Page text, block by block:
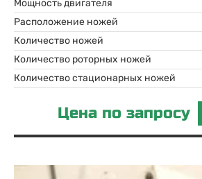
Мощность двигателя
Расположение ножей
Количество ножей
Количество роторных ножей
Количество стационарных ножей
Цена по запросу